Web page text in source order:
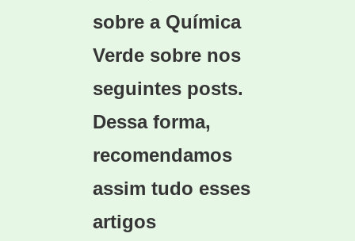
sobre a Química
Verde sobre nos
seguintes posts.
Dessa forma,
recomendamos
assim tudo esses
artigos